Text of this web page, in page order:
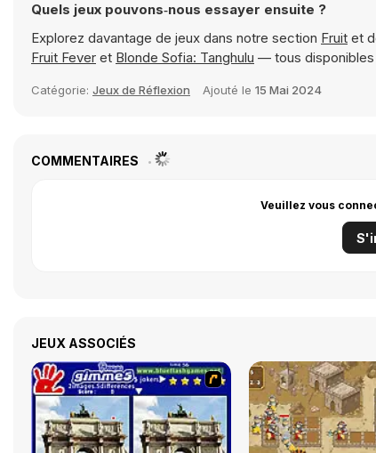
Quels jeux pouvons‑nous essayer ensuite ?
Explorez davantage de jeux dans notre section Fruit et
Fruit Fever et Blonde Sofia: Tanghulu — tous disponibles
Catégorie: Jeux de Réflexion Ajouté le 15 Mai 2024
COMMENTAIRES
Veuillez vous
JEUX ASSOCIÉS